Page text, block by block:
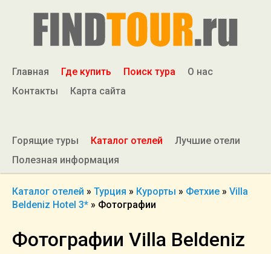
Главная Где купить Поиск тура
О нас
Контакты
Карта сайта
Горящие туры Каталог отелей
Лучшие отели
Полезная информация
Каталог отелей » Турция » Курорты » Фетхие » Villa
Beldeniz Hotel 3* » Фотографии
Фотографии Villa Beldeniz